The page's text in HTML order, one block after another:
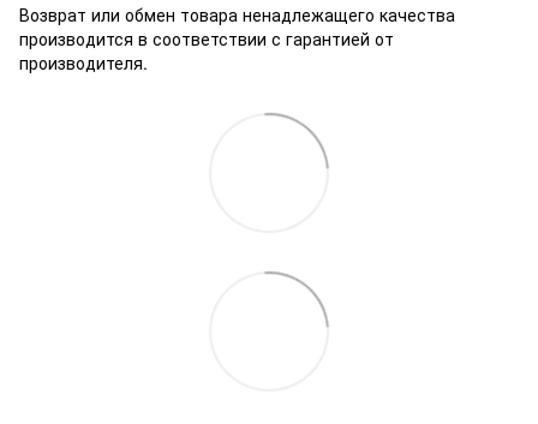
Возврат или обмен товара ненадлежащего качества
производится в соответствии с гарантией от
производителя.